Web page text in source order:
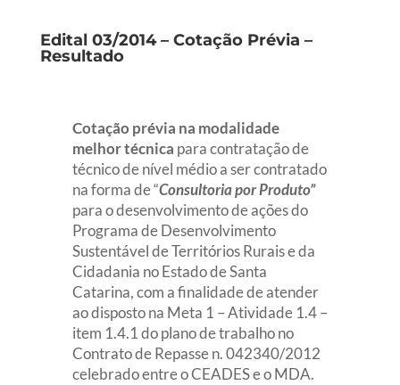
Edital 03/2014 – Cotação Prévia –
Resultado
Cotação prévia na modalidade
melhor técnica para contratação de
técnico de nível médio a ser contratado
na forma de “Consultoria por Produto”
para o desenvolvimento de ações do
Programa de Desenvolvimento
Sustentável de Territórios Rurais e da
Cidadania no Estado de Santa
Catarina, com a finalidade de atender
ao disposto na Meta 1 – Atividade 1.4 –
item 1.4.1 do plano de trabalho no
Contrato de Repasse n. 042340/2012
celebrado entre o CEADES e o MDA.